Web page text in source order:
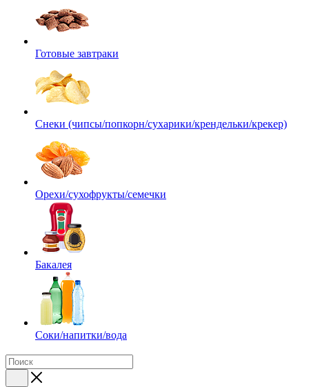
Готовые завтраки
Снеки (чипсы/попкорн/сухарики/крендельки/крекер)
Орехи/сухофрукты/семечки
Бакалея
Соки/напитки/вода